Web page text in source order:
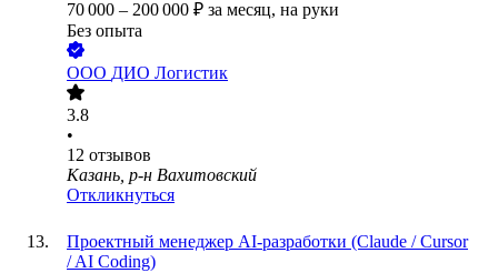
70 000 – 200 000 ₽ за месяц, на руки
Без опыта
ООО ДИО Логистик
3.8
•
12 отзывов
Казань, р-н Вахитовский
Откликнуться
Проектный менеджер AI-разработки (Claude / Cursor
/ AI Coding)